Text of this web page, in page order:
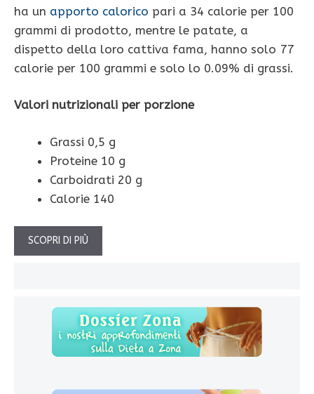
ha un apporto calorico pari a 34 calorie per 100
grammi di prodotto, mentre le patate, a
dispetto della loro cattiva fama, hanno solo 77
calorie per 100 grammi e solo lo 0.09% di grassi.
Valori nutrizionali per porzione
Grassi 0,5 g
Proteine 10 g
Carboidrati 20 g
Calorie 140
SCOPRI DI PIÙ